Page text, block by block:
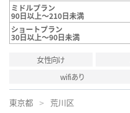
ミドルプラン
90日以上～210日未満
ショートプラン
30日以上～90日未満
女性向け
wifiあり
東京都 荒川区